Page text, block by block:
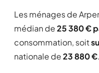
Les ménages de
médian de25 380 €
consommation, soit
nationale de23 880 €.